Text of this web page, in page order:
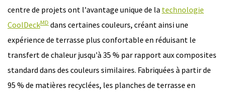
centre de projets ont l'avantage unique de la technologie
CoolDeckMD dans certaines couleurs, créant ainsi une
expérience de terrasse plus confortable en réduisant le
transfert de chaleur jusqu'à 35 % par rapport aux composites
standard dans des couleurs similaires. Fabriquées à partir de
95 % de matières recyclées, les planches de terrasse en